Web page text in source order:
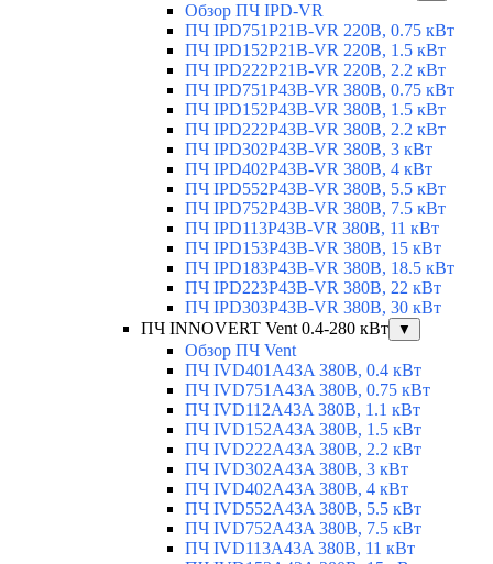
Обзор ПЧ IPD-VR
ПЧ IPD751P21B-VR 220В, 0.75 кВт
ПЧ IPD152P21B-VR 220В, 1.5 кВт
ПЧ IPD222P21B-VR 220В, 2.2 кВт
ПЧ IPD751P43B-VR 380В, 0.75 кВт
ПЧ IPD152P43B-VR 380В, 1.5 кВт
ПЧ IPD222P43B-VR 380В, 2.2 кВт
ПЧ IPD302P43B-VR 380В, 3 кВт
ПЧ IPD402P43B-VR 380В, 4 кВт
ПЧ IPD552P43B-VR 380В, 5.5 кВт
ПЧ IPD752P43B-VR 380В, 7.5 кВт
ПЧ IPD113P43B-VR 380В, 11 кВт
ПЧ IPD153P43B-VR 380В, 15 кВт
ПЧ IPD183P43B-VR 380В, 18.5 кВт
ПЧ IPD223P43B-VR 380В, 22 кВт
ПЧ IPD303P43B-VR 380В, 30 кВт
ПЧ INNOVERT Vent 0.4-280 кВт
▼
Обзор ПЧ Vent
ПЧ IVD401A43A 380В, 0.4 кВт
ПЧ IVD751A43A 380В, 0.75 кВт
ПЧ IVD112A43A 380В, 1.1 кВт
ПЧ IVD152A43A 380В, 1.5 кВт
ПЧ IVD222A43A 380В, 2.2 кВт
ПЧ IVD302A43A 380В, 3 кВт
ПЧ IVD402A43A 380В, 4 кВт
ПЧ IVD552A43A 380В, 5.5 кВт
ПЧ IVD752A43A 380В, 7.5 кВт
ПЧ IVD113A43A 380В, 11 кВт